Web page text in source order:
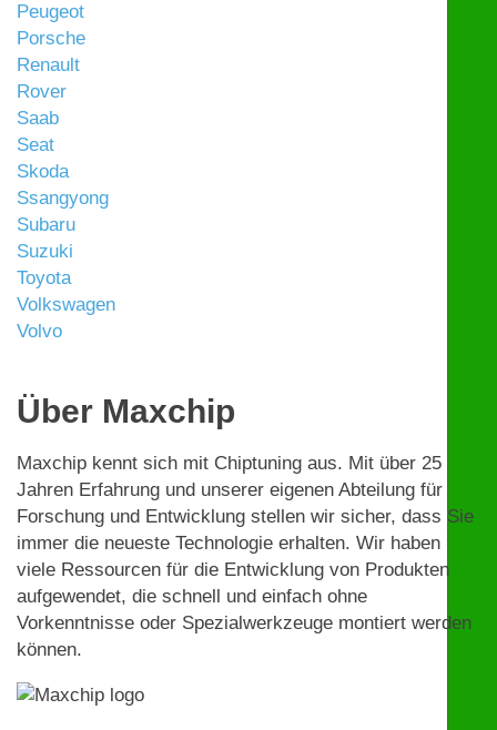
Peugeot
Porsche
Renault
Rover
Saab
Seat
Skoda
Ssangyong
Subaru
Suzuki
Toyota
Volkswagen
Volvo
Über Maxchip
Maxchip kennt sich mit Chiptuning aus. Mit über 25
Jahren Erfahrung und unserer eigenen Abteilung für
Forschung und Entwicklung stellen wir sicher, dass Sie
immer die neueste Technologie erhalten. Wir haben
viele Ressourcen für die Entwicklung von Produkten
aufgewendet, die schnell und einfach ohne
Vorkenntnisse oder Spezialwerkzeuge montiert werden
können.